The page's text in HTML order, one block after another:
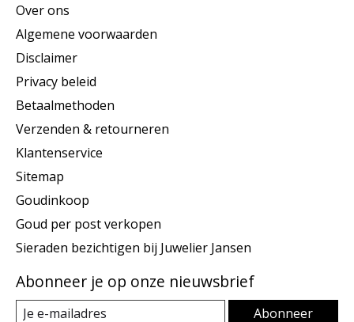
Over ons
Algemene voorwaarden
Disclaimer
Privacy beleid
Betaalmethoden
Verzenden & retourneren
Klantenservice
Sitemap
Goudinkoop
Goud per post verkopen
Sieraden bezichtigen bij Juwelier Jansen
Abonneer je op onze nieuwsbrief
Abonneer